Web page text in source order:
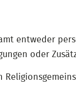
entweder
oder